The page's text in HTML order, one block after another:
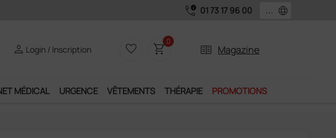
call_quality 01 73 17 96 00 language
person Login / Inscription favorite_border shopping_cart0
two_pager Magazine
MÉDICAL URGENCE VÊTEMENTS THÉRAPIE PROMOTIONS